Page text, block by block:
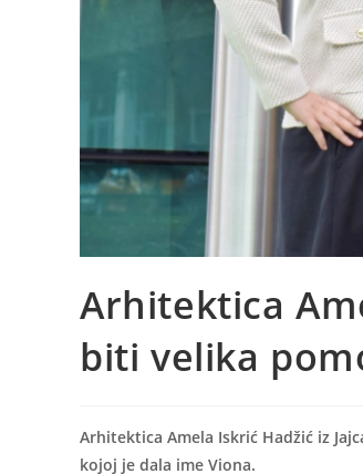
Arhitektica
biti velika
Arhitektica Amela Iskrić Hadžić iz
kojoj je dala ime Viona.